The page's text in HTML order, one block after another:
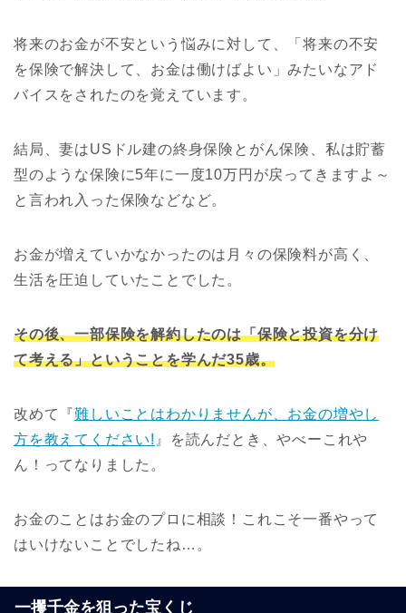
将来のお金が不安という悩みに対して、「将来の不安
を保険で解決して、お金は働けばよい」みたいなアド
バイスをされたのを覚えています。
結局、妻はUSドル建の終身保険とがん保険、私は貯蓄
型のような保険に5年に一度10万円が戻ってきますよ～
と言われ入った保険などなど。
お金が増えていかなかったのは月々の保険料が高く、
生活を圧迫していたことでした。
その後、一部保険を解約したのは「保険と投資を分け
て考える」ということを学んだ35歳。
改めて『難しいことはわかりませんが、お金の増やし
方を教えてください! 』を読んだとき、やべーこれや
ん！ってなりました。
お金のことはお金のプロに相談！これこそ一番やって
はいけないことでしたね…。
一攫千金を狙った宝くじ